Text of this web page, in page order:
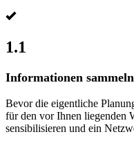
1.1
Informationen
Bevor die eigentliche
für den vor Ihnen liegenden
sensibilisieren und ein
Besucher unsere
Matomo
Information: